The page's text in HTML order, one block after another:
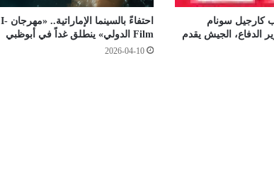
ر
و
ح
كارجيل سونام
الدفاع، الجيش يقدم
احتفاءً بالسينما الإماراتية.. «مهرجان I-
Film الدولي» ينطلق غداً في أبوظبي
2026-04-10